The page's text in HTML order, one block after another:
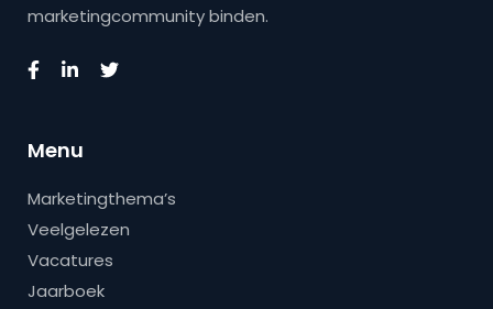
marketingcommunity binden.
Menu
Marketingthema’s
Veelgelezen
Vacatures
Jaarboek